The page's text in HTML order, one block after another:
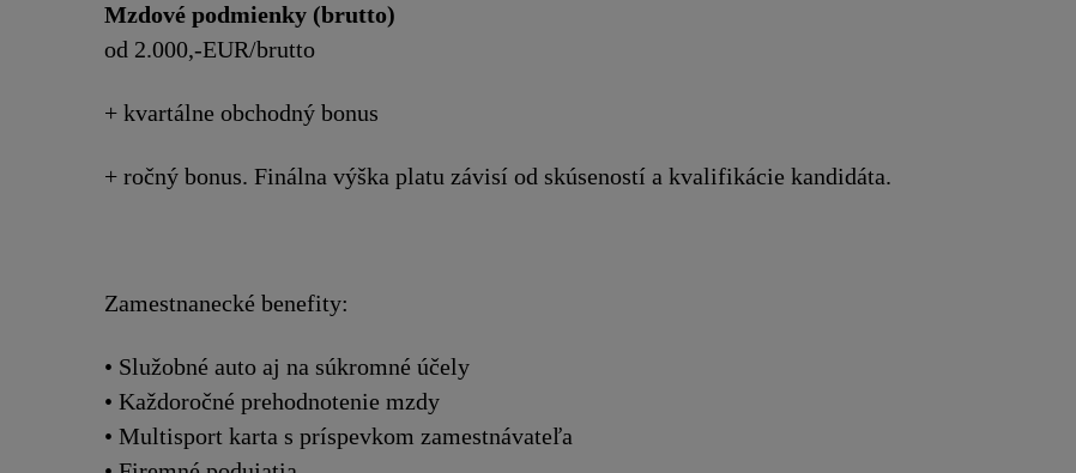
Mzdové podmienky (brutto)
od 2.000,-EUR/brutto
+ kvartálne obchodný bonus
+ ročný bonus. Finálna výška platu závisí od skúseností a kvalifikácie kandidáta.
Zamestnanecké benefity:
• Služobné auto aj na súkromné účely
• Každoročné prehodnotenie mzdy
• Multisport karta s príspevkom zamestnávateľa